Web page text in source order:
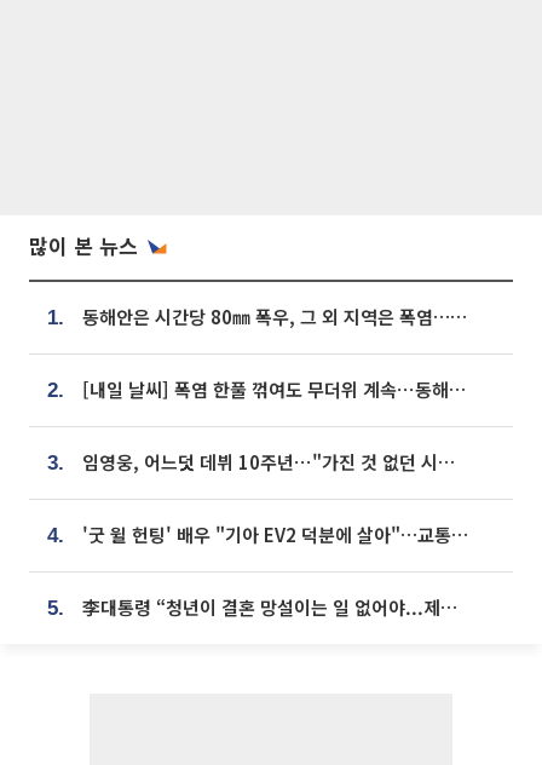
많이 본 뉴스
1. 동해안은 시간당 80㎜ 폭우, 그 외 지역은 폭염…‘극과 극 날씨’
2. [내일 날씨] 폭염 한풀 꺾여도 무더위 계속⋯동해안 이틀 연속 비
3. 임영웅, 어느덧 데뷔 10주년⋯"가진 것 없던 시절, 내 앞엔 20명의 팬뿐"
4. '굿 윌 헌팅' 배우 "기아 EV2 덕분에 살아"…교통사고 후 안전성 극찬
5. 李대통령 “청년이 결혼 망설이는 일 없어야...제도상 불이익 조사”